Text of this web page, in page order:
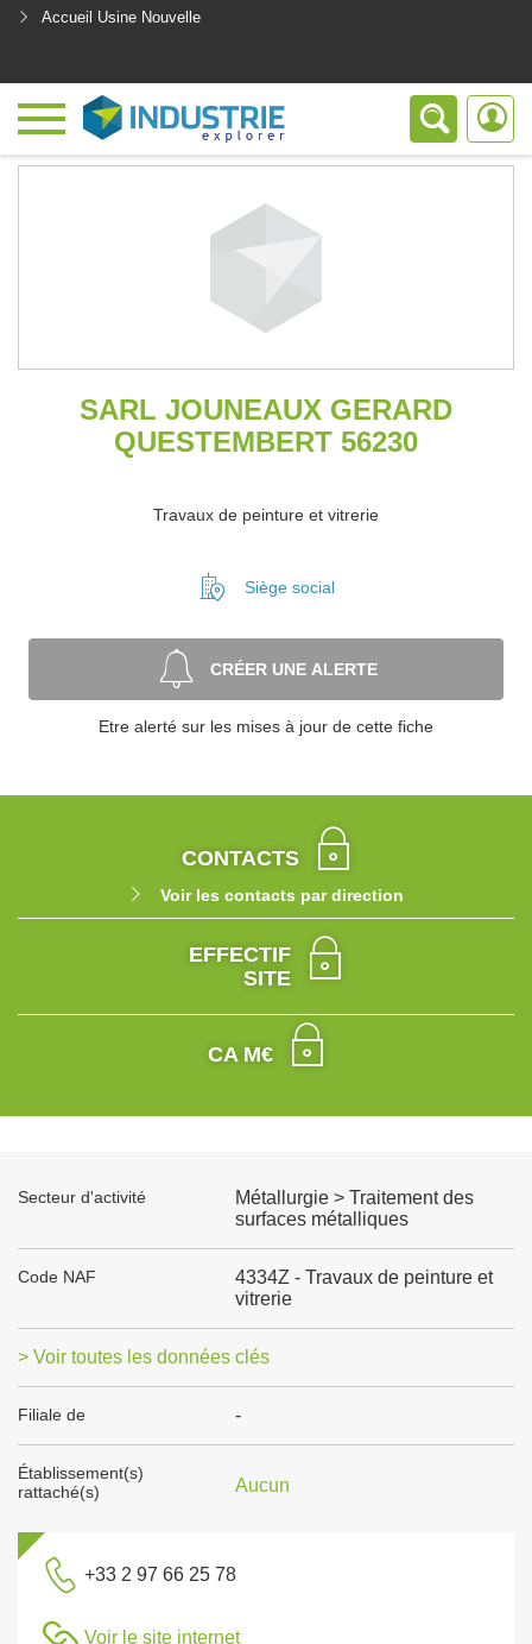
Accueil Usine Nouvelle
SARL JOUNEAUX GERARD
QUESTEMBERT 56230
Travaux de peinture et vitrerie
Siège social
CRÉER UNE ALERTE
Etre alerté sur les mises à jour de cette fiche
CONTACTS
Voir les contacts par direction
EFFECTIF
SITE
CA M€
Secteur d'activité
Métallurgie > Traitement des
surfaces métalliques
Code NAF
4334Z - Travaux de peinture et
vitrerie
> Voir toutes les données clés
Filiale de -
Établissement(s)
rattaché(s)
Aucun
+33 2 97 66 25 78
Voir le site internet